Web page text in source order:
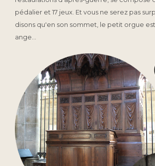
pédalier et 17 jeux. Et vous ne serez pas
disons qu'en son sommet, le petit orgue
ange...